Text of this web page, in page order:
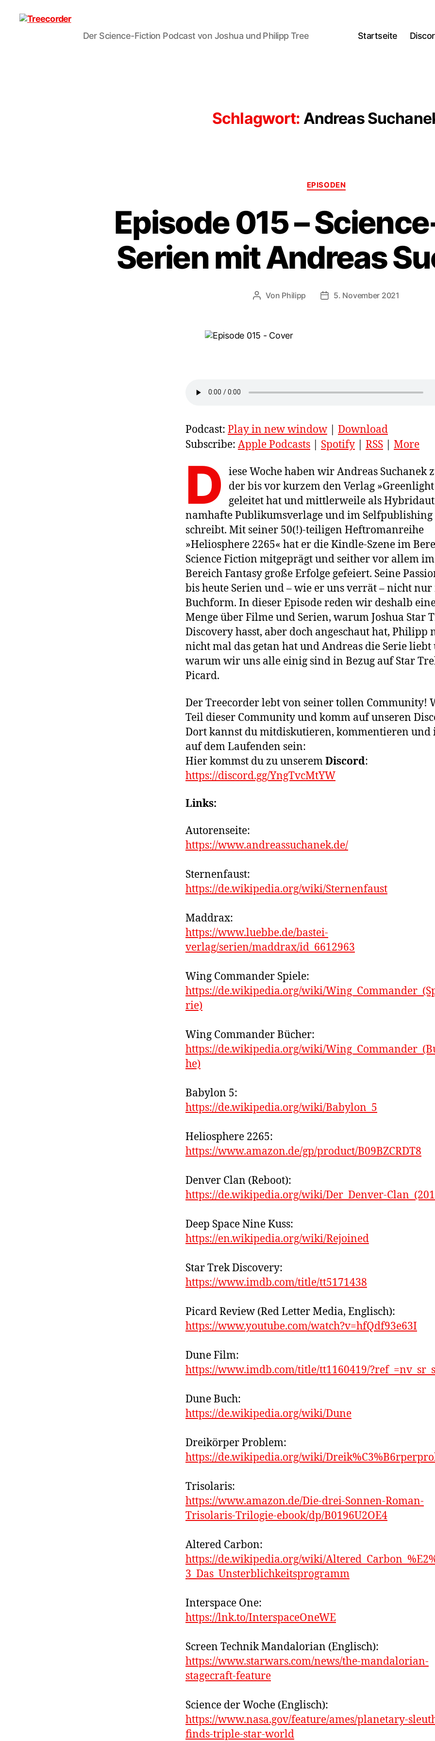
Der Science-Fiction Podcast von Joshua und Philipp Tree Startseite
Schlagwort: Andreas
Kategorien
EPISODEN
Episode 015 –
Serien mit Andreas
Beitragsautor
Von Philipp Veröffentlichungsdatum
5. November 2021
Podcast: Play in new window
Download
Subscribe: Apple Podcasts Spotify RSS More
D iese Woche haben wir Andreas Suchanek
der bis vor kurzem den Verlag »Greenlight
geleitet hat und mittlerweile als
namhafte Publikumsverlage und im Selfpublishing
schreibt. Mit seiner 50(!)-teiligen Heftromanreihe
»Heliosphere 2265« hat er die Kindle-Szene im
Science Fiction mitgeprägt und seither vor allem im
Bereich Fantasy große Erfolge gefeiert. Seine
bis heute Serien und – wie er uns verrät – nicht
Buchform. In dieser Episode reden wir deshalb
Menge über Filme und Serien, warum Joshua Star
Discovery hasst, aber doch angeschaut hat, Philipp
nicht mal das getan hat und Andreas die Serie liebt
warum wir uns alle einig sind in Bezug auf Star
Picard.
Der Treecorder lebt von seiner tollen Community!
Teil dieser Community und komm auf unseren
Dort kannst du mitdiskutieren, kommentieren und
auf dem Laufenden sein:
Hier kommst du zu unseremDiscord:
https://discord.gg/YngTvcMtYW
Links:
Autorenseite:
https://www.andreassuchanek.de/
Sternenfaust:
https://de.wikipedia.org/wiki/Sternenfaust
Maddrax:
https://www.luebbe.de/bastei-
verlag/serien/maddrax/id_6612963
Wing Commander Spiele:
https://de.wikipedia.org/wiki/
rie)
Wing Commander Bücher:
https://de.wikipedia.org/wiki/
he)
Babylon 5:
https://de.wikipedia.org/wiki/Babylon_5
Heliosphere 2265:
https://www.amazon.de/gp/product/B09BZCRDT8
Denver Clan (Reboot):
https://de.wikipedia.org/wiki/Der_Denver-
Deep Space Nine Kuss:
https://en.wikipedia.org/wiki/Rejoined
Star Trek Discovery:
https://www.imdb.com/title/tt5171438
Picard Review (Red Letter Media, Englisch):
https://www.youtube.com/watch?v=hfQdf93e63I
Dune Film:
https://www.imdb.com/title/tt1160419/
Dune Buch:
https://de.wikipedia.org/wiki/Dune
Dreikörper Problem:
https://de.wikipedia.org/wiki/
Trisolaris:
https://www.amazon.de/Die-drei-Sonnen-Roman-
Trisolaris-Trilogie-ebook/dp/B0196U2OE4
Altered Carbon:
https://de.wikipedia.org/wiki/
3_Das_Unsterblichkeitsprogramm
Interspace One:
https://lnk.to/InterspaceOneWE
Screen Technik Mandalorian (Englisch):
https://www.starwars.com/news/the-mandalorian-
stagecraft-feature
Science der Woche (Englisch):
https://www.nasa.gov/feature/ames/planetary-
finds-triple-star-world